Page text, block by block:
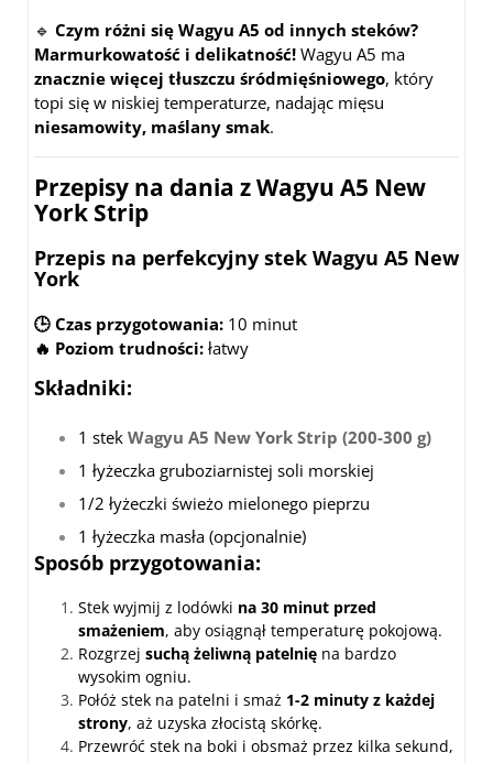
🔹 Czym różni się Wagyu A5 od innych steków?
Marmurkowatość i delikatność! Wagyu A5 ma
znacznie więcej tłuszczu śródmięśniowego, który
topi się w niskiej temperaturze, nadając mięsu
niesamowity, maślany smak.
Przepisy na dania z Wagyu A5 New
York Strip
Przepis na perfekcyjny stek Wagyu A5 New
York
🕒 Czas przygotowania: 10 minut
🔥 Poziom trudności: łatwy
Składniki:
1 stek Wagyu A5 New York Strip (200-300 g)
1 łyżeczka gruboziarnistej soli morskiej
1/2 łyżeczki świeżo mielonego pieprzu
1 łyżeczka masła (opcjonalnie)
Sposób przygotowania:
Stek wyjmij z lodówki na 30 minut przed
smażeniem, aby osiągnął temperaturę pokojową.
Rozgrzej suchą żeliwną patelnię na bardzo
wysokim ogniu.
Połóż stek na patelni i smaż 1-2 minuty z każdej
strony, aż uzyska złocistą skórkę.
Przewróć stek na boki i obsmaż przez kilka sekund,